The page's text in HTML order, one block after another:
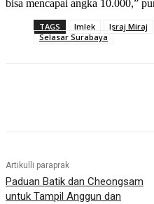
bisa mencapai angka 10.000,”
TAGS Imlek Israj Miraj
Selasar Surabaya
Artikulli paraprak
Paduan Batik dan Cheongsam
untuk Tampil Anggun dan